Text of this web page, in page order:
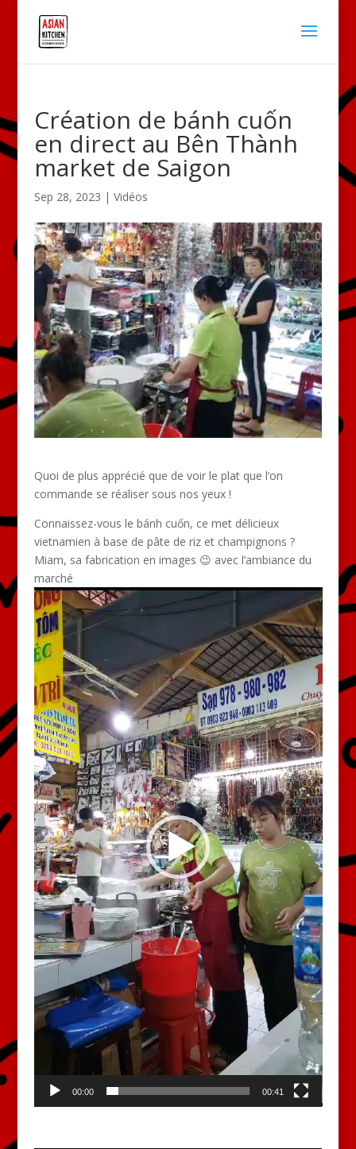
Création de bánh cuốn
en direct au Bên Thành
market de Saigon
Sep 28, 2023 | Vidéos
Quoi de plus apprécié que de voir le plat que l’on
commande se réaliser sous nos yeux !
Connaissez-vous le bánh cuốn, ce met délicieux
vietnamien à base de pâte de riz et champignons ?
Miam, sa fabrication en images 😉 avec l’ambiance du
marché
Lecteur
vidéo
00:00 00:41